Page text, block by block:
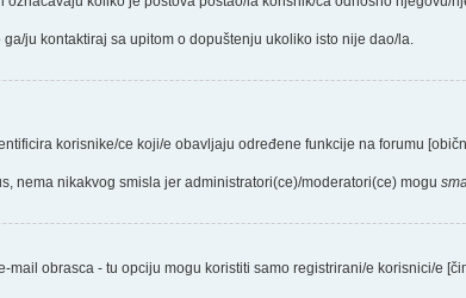
ju kontaktiraj sa upitom o dopuštenju ukoliko isto nije dao/la.
korisnike/ce koji/e obavljaju određene funkcije na forumu
nema nikakvog smisla jer administratori(ce)/moderatori(ce) mogu
obrasca - tu opciju mogu koristiti samo registrirani/e korisnici/e